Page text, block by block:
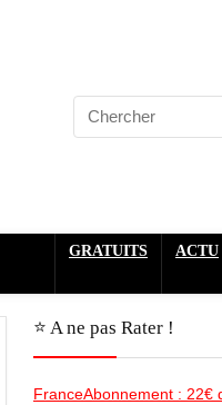
GRATUITS ACTU
⭐️ A ne pas Rater !
FranceAbonnement : 22€